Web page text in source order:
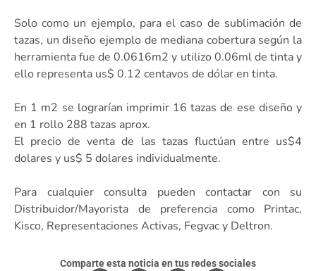
Solo como un ejemplo, para el caso de sublimación de
tazas, un diseño ejemplo de mediana cobertura según la
herramienta fue de 0.0616m2 y utilizo 0.06ml de tinta y
ello representa us$ 0.12 centavos de dólar en tinta.
En 1 m2 se lograrían imprimir 16 tazas de ese diseño y
en 1 rollo 288 tazas aprox.
El precio de venta de las tazas fluctúan entre us$4
dolares y us$ 5 dolares individualmente.
Para cualquier consulta pueden contactar con su
Distribuidor/Mayorista de preferencia como Printac,
Kisco, Representaciones Activas, Fegvac y Deltron.
Comparte esta noticia en tus redes sociales